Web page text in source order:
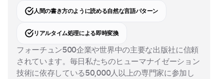
人間の書き方のように読める自然な言語パターン
リアルタイム処理による即時変換
フォーチュン500企業や世界中の主要な出版社に信頼
されています。毎日私たちのヒューマナイゼーション
技術に依存している50,000人以上の専門家に参加し